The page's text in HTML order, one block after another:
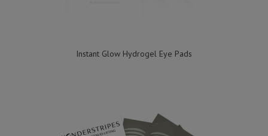
Instant Glow Hydrogel Eye Pads